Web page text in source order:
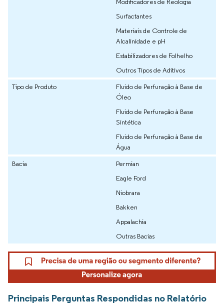
Surfactantes
Materiais de Controle de
Alcalinidade e pH
Estabilizadores de Folhelho
Outros Tipos de Aditivos
Tipo de Produto
Fluido de Perfuração à Base de
Óleo
Fluido de Perfuração à Base
Sintética
Fluido de Perfuração à Base de
Água
Bacia
Permian
Eagle Ford
Niobrara
Bakken
Appalachia
Outras Bacias
Principais Perguntas Respondidas no Relatório